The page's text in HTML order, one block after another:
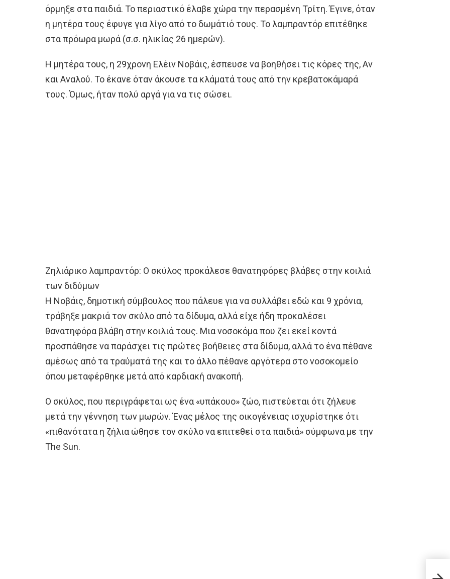
όρμηξε στα παιδιά. Το περιαστικό έλαβε χώρα την περασμένη Τρίτη. Έγινε, όταν
η μητέρα τους έφυγε για λίγο από το δωμάτιό τους. Το λαμπραντόρ επιτέθηκε
στα πρόωρα μωρά (σ.σ. ηλικίας 26 ημερών).
Η μητέρα τους, η 29χρονη Ελέιν Νοβάις, έσπευσε να βοηθήσει τις κόρες της, Αν
και Αναλού. Το έκανε όταν άκουσε τα κλάματά τους από την κρεβατοκάμαρά
τους. Όμως, ήταν πολύ αργά για να τις σώσει.
Ζηλιάρικο λαμπραντόρ: Ο σκύλος προκάλεσε θανατηφόρες βλάβες στην κοιλιά
των διδύμων
Η Νοβάις, δημοτική σύμβουλος που πάλευε για να συλλάβει εδώ και 9 χρόνια,
τράβηξε μακριά τον σκύλο από τα δίδυμα, αλλά είχε ήδη προκαλέσει
θανατηφόρα βλάβη στην κοιλιά τους. Μια νοσοκόμα που ζει εκεί κοντά
προσπάθησε να παράσχει τις πρώτες βοήθειες στα δίδυμα, αλλά το ένα πέθανε
αμέσως από τα τραύματά της και το άλλο πέθανε αργότερα στο νοσοκομείο
όπου μεταφέρθηκε μετά από καρδιακή ανακοπή.
Ο σκύλος, που περιγράφεται ως ένα «υπάκουο» ζώο, πιστεύεται ότι ζήλευε
μετά την γέννηση των μωρών. Ένας μέλος της οικογένειας ισχυρίστηκε ότι
«πιθανότατα η ζήλια ώθησε τον σκύλο να επιτεθεί στα παιδιά» σύμφωνα με την
The Sun.